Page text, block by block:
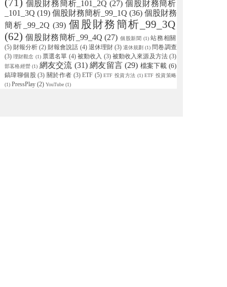
(71) 個股財務簡析_101_2Q (27) 個股財務簡析
_101_3Q (19) 個股財務簡析_99_1Q (36) 個股財務
簡析_99_2Q (39) 個股財務簡析_99_3Q
(62) 個股財務簡析_99_4Q (27) 個股新聞 (1) 站務相關
(5) 財報分析 (2) 財報會說話 (4) 退休理財 (3) 退休規劃 (1) 問卷調查
(3) 理財觀念 (1) 票選名單 (4) 被動收入 (3) 被動收入來源及方法 (3)
部茖格經營 (1) 網友交流 (31) 網友留言 (29) 檔案下載 (6)
鎬瑋聊個股 (3) 關於作者 (3) ETF (5) ETF 投資方法 (1) ETF 投資策略
(1) PressPlay (2) YouTube (1)